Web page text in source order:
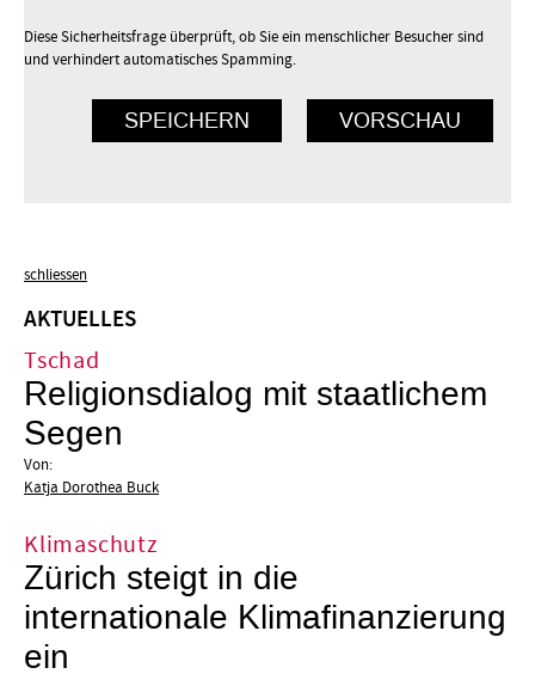
Diese Sicherheitsfrage überprüft, ob Sie ein menschlicher Besucher sind
und verhindert automatisches Spamming.
schliessen
AKTUELLES
Tschad
Religionsdialog mit staatlichem
Segen
Von:
Katja Dorothea Buck
Klimaschutz
Zürich steigt in die
internationale Klimafinanzierung
ein